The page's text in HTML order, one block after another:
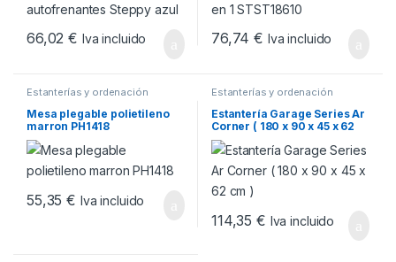
66,02€ Iva incluido 76,74€ Iva incluido
Estanterías y ordenación
Mesa plegable polietileno
marron PH1418
55,35€ Iva incluido
Estanterías y ordenación
Estantería Garage Series Ar
Corner ( 180 x 90 x 45 x 62
cm )
114,35€ Iva incluido